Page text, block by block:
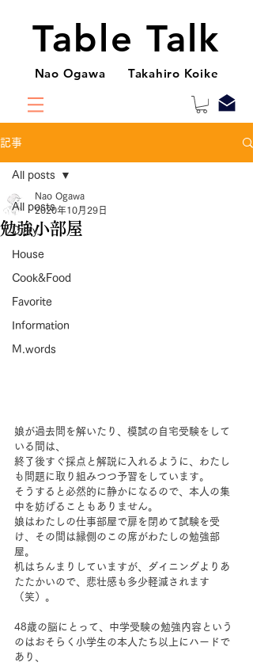
Table Talk
Nao Ogawa Takahiro Koike
記事
All posts
Diary
House
Cook&Food
Favorite
Information
M.words
All posts
勉強小部屋
Nao Ogawa
2020年10月29日
娘が過去問を解いたり、模試の自宅受験をして
いる間は、
終了後すぐ採点と解説に入れるように、わたし
も問題に取り組みつつ予習をしています。
そうすると必然的に静かになるので、本人の集
中を妨げることもありません。
娘はわたしの仕事部屋で扉を閉めて試験を受
け、その間は縁側のこの席がわたしの勉強部
屋。
机はちんまりしていますが、ダイニングよりあ
たたかいので、悲壮感も多少軽減されます
（笑）。
48歳の脳にとって、中学受験の勉強内容という
のはおそらく小学生の本人たち以上にハードで
あり、